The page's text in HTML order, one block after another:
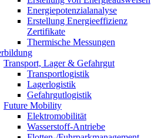
Energiepotenzialanalyse
Erstellung Energieeffizienz
Zertifikate
Thermische Messungen
Transport, Lager & Gefahrgut
Transportlogistik
Lagerlogistik
Gefahrgutlogistik
Future Mobility
Elektromobilität
Wasserstoff-Antriebe